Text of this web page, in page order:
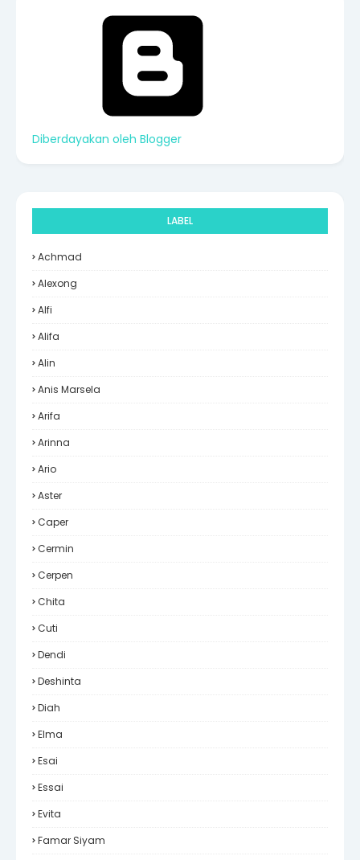
Diberdayakan oleh Blogger
LABEL
Achmad
Alexong
Alfi
Alifa
Alin
Anis Marsela
Arifa
Arinna
Ario
Aster
Caper
Cermin
Cerpen
Chita
Cuti
Dendi
Deshinta
Diah
Elma
Esai
Essai
Evita
Famar Siyam